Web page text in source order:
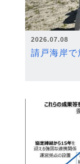
2026.07.08
請戸海岸で